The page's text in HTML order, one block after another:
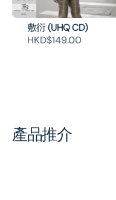
敷衍 (UHQ CD)
HKD$149.00
產品推介